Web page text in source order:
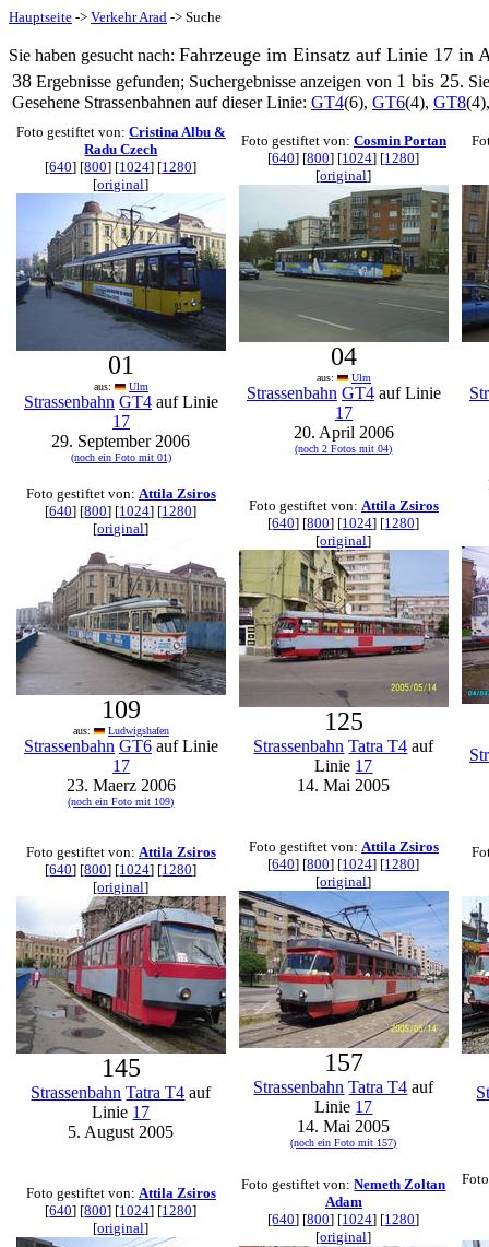
Hauptseite -> Verkehr Arad -> Suche
Sie haben gesucht nach: Fahrzeuge im Einsatz auf Linie 17 in
38 Ergebnisse gefunden; Suchergebnisse anzeigen von 1 bis 25.
Gesehene Strassenbahnen auf dieser Linie: GT4(6), GT6(4), GT8
Foto gestiftet von: Cristina Albu &
Radu Czech
[640] [800] [1024] [1280]
[original]
01
aus: Ulm
Strassenbahn GT4 auf Linie
17
29. September 2006
(noch ein Foto mit 01)
Foto gestiftet von: Cosmin Portan
[640] [800] [1024] [1280]
[original]
04
aus: Ulm
Strassenbahn GT4 auf Linie
17
20. April 2006
(noch 2 Fotos mit 04)
Foto gestiftet von: Attila Zsiros
[640] [800] [1024] [1280]
[original]
109
aus: Ludwigshafen
Strassenbahn GT6 auf Linie
17
23. Maerz 2006
(noch ein Foto mit 109)
Foto gestiftet von: Attila Zsiros
[640] [800] [1024] [1280]
[original]
125
Strassenbahn Tatra T4 auf
Linie 17
14. Mai 2005
Foto gestiftet von: Attila Zsiros
[640] [800] [1024] [1280]
[original]
145
Strassenbahn Tatra T4 auf
Linie 17
5. August 2005
Foto gestiftet von: Attila Zsiros
[640] [800] [1024] [1280]
[original]
157
Strassenbahn Tatra T4 auf
Linie 17
14. Mai 2005
(noch ein Foto mit 157)
Foto gestiftet von: Attila Zsiros
[640] [800] [1024] [1280]
[original]
Foto gestiftet von:Nemeth Zoltan
Adam
[640] [800] [1024] [1280]
[original]